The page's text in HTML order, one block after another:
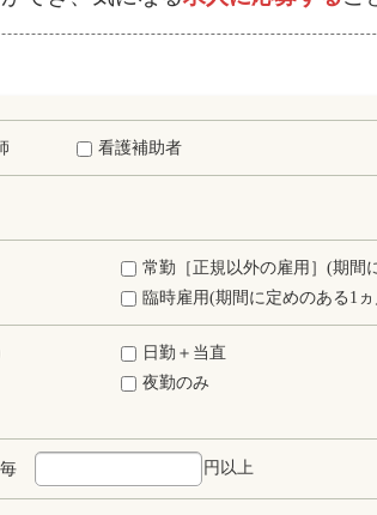
看護補助者
常勤［正規以外の雇用］(期間
臨時雇用(期間に定めのある1
日勤＋当直
夜勤のみ
円以上